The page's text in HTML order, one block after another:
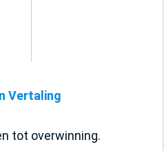
Vertaling
tot overwinning.